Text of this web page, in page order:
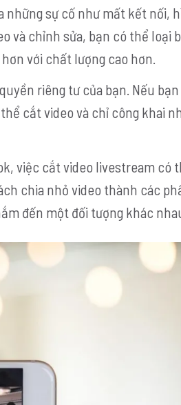
những sự cố như mất kết nối,
và chỉnh sửa, bạn có thể loại
với chất lượng cao hơn.
riêng tư của bạn. Nếu
cắt video và chỉ công khai
việc cắt video livestream có
chia nhỏ video thành các
đến một đối tượng khác